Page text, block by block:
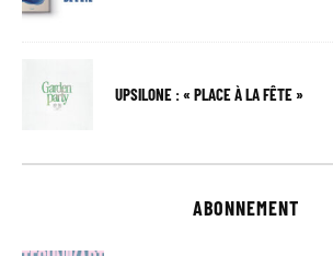
UPSILONE : « PLACE À LA FÊTE »
ABONNEMENT